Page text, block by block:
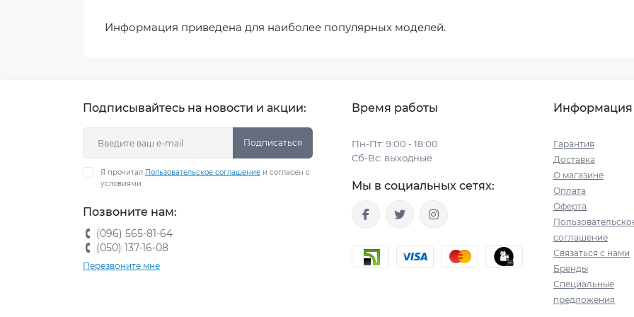
Информация приведена для наиболее популярных моделей.
Подписывайтесь на новости и акции:
Подписаться
Я прочитал Пользовательское соглашение и согласен с
условиями
Позвоните нам:
(096) 565-81-64
(050) 137-16-08
Перезвоните мне
Время работы
Пн-Пт: 9:00 - 18:00
Сб-Вс: выходные
Мы в социальных сетях:
Информация
Гарантия
Доставка
О магазине
Оплата
Оферта
соглашение
Связаться с нами
Бренды
Специальные
предложения